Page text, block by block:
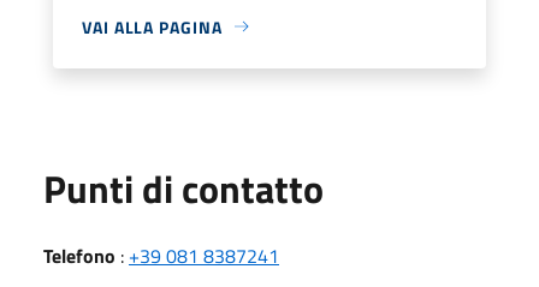
VAI ALLA PAGINA
Punti di contatto
Telefono : +39 081 8387241